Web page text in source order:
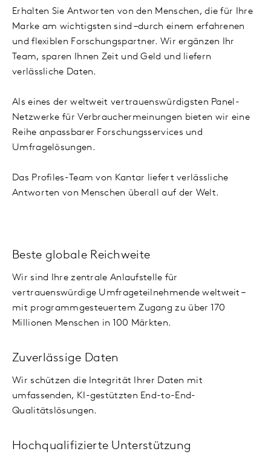
Erhalten Sie Antworten von den Menschen, die für Ihre
Marke am wichtigsten sind –durch einem erfahrenen
und flexiblen Forschungspartner. Wir ergänzen Ihr
Team, sparen Ihnen Zeit und Geld und liefern
verlässliche Daten.
Als eines der weltweit vertrauenswürdigsten Panel-
Netzwerke für Verbrauchermeinungen bieten wir eine
Reihe anpassbarer Forschungsservices und
Umfragelösungen.
Das Profiles-Team von Kantar liefert verlässliche
Antworten von Menschen überall auf der Welt.
Beste globale Reichweite
Wir sind Ihre zentrale Anlaufstelle für
vertrauenswürdige Umfrageteilnehmende weltweit –
mit programmgesteuertem Zugang zu über 170
Millionen Menschen in 100 Märkten.
Zuverlässige Daten
Wir schützen die Integrität Ihrer Daten mit
umfassenden, KI-gestützten End-to-End-
Qualitätslösungen.
Hochqualifizierte Unterstützung